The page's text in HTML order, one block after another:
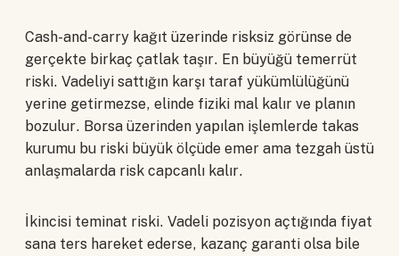
Cash-and-carry kağıt üzerinde risksiz görünse de
gerçekte birkaç çatlak taşır. En büyüğü temerrüt
riski. Vadeliyi sattığın karşı taraf yükümlülüğünü
yerine getirmezse, elinde fiziki mal kalır ve planın
bozulur. Borsa üzerinden yapılan işlemlerde takas
kurumu bu riski büyük ölçüde emer ama tezgah üstü
anlaşmalarda risk capcanlı kalır.
İkincisi teminat riski. Vadeli pozisyon açtığında fiyat
sana ters hareket ederse, kazanç garanti olsa bile